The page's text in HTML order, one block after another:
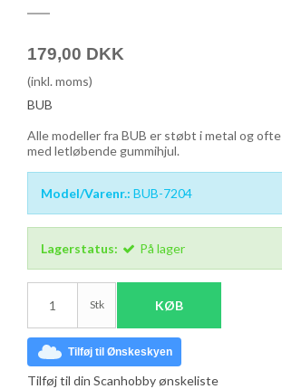
179,00 DKK
(inkl. moms)
BUB
Alle modeller fra BUB er støbt i metal og
med letløbende gummihjul.
Model/Varenr.: BUB-7204
Lagerstatus: På lager
Stk KØB
Tilføj til Ønskeskyen
Tilføj til din Scanhobby ønskeliste